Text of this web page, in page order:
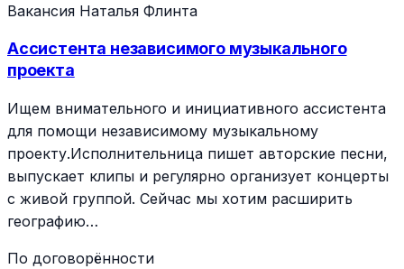
Вакансия Наталья Флинта
Ассистента независимого музыкального
проекта
Ищем внимательного и инициативного ассистента
для помощи независимому музыкальному
проекту.Исполнительница пишет авторские песни,
выпускает клипы и регулярно организует концерты
с живой группой. Сейчас мы хотим расширить
географию…
По договорённости